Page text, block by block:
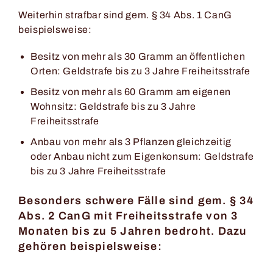
Weiterhin strafbar sind gem. § 34 Abs. 1 CanG
beispielsweise:
Besitz von mehr als 30 Gramm an öffentlichen
Orten: Geldstrafe bis zu 3 Jahre Freiheitsstrafe
Besitz von mehr als 60 Gramm am eigenen
Wohnsitz: Geldstrafe bis zu 3 Jahre
Freiheitsstrafe
Anbau von mehr als 3 Pflanzen gleichzeitig
oder Anbau nicht zum Eigenkonsum: Geldstrafe
bis zu 3 Jahre Freiheitsstrafe
Besonders schwere Fälle sind gem. § 34
Abs. 2 CanG mit Freiheitsstrafe von 3
Monaten bis zu 5 Jahren bedroht. Dazu
gehören beispielsweise: